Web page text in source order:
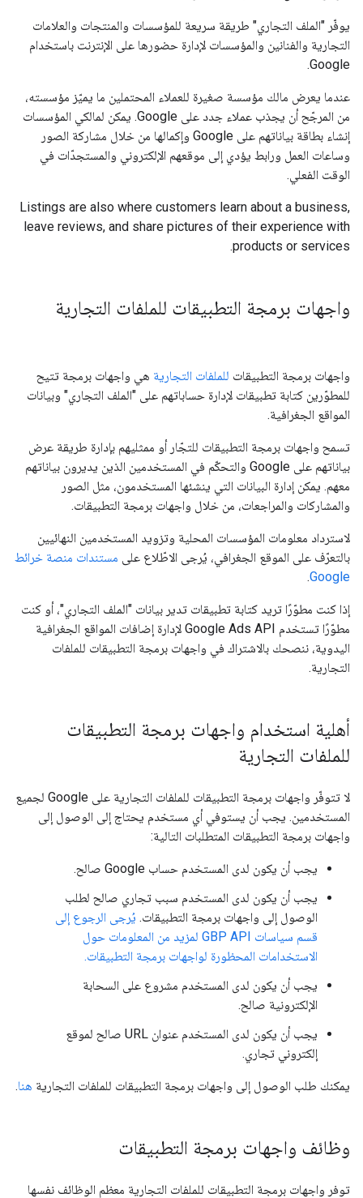
يوفّر "الملف التجاري" طريقة سريعة للمؤسسات والمنتجات والعلامات
التجارية والفنانين والمؤسسات لإدارة حضورها على الإنترنت باستخدام
Google.
عندما يعرض مالك مؤسسة صغيرة للعملاء المحتملين ما يميّز مؤسسته،
من المرجّح أن يجذب عملاء جدد على Google. يمكن لمالكي المؤسسات
إنشاء بطاقة بياناتهم على Google وإكمالها من خلال مشاركة الصور
وساعات العمل ورابط يؤدي إلى موقعهم الإلكتروني والمستجدّات في
الوقت الفعلي.
Listings are also where customers learn about a business,
leave reviews, and share pictures of their experience with
products or services.
واجهات برمجة التطبيقات للملفات التجارية
واجهات برمجة التطبيقات للملفات التجارية هي واجهات برمجة تتيح
للمطوّرين كتابة تطبيقات لإدارة حساباتهم على "الملف التجاري" وبيانات
المواقع الجغرافية.
تسمح واجهات برمجة التطبيقات للتجّار أو ممثليهم بإدارة طريقة عرض
بياناتهم على Google والتحكّم في المستخدمين الذين يديرون بياناتهم
معهم. يمكن إدارة البيانات التي ينشئها المستخدمون، مثل الصور
والمشاركات والمراجعات، من خلال واجهات برمجة التطبيقات.
لاسترداد معلومات المؤسسات المحلية وتزويد المستخدمين النهائيين
بالتعرّف على الموقع الجغرافي، يُرجى الاطّلاع على مستندات منصة خرائط
Google
.
إذا كنت مطوّرًا تريد كتابة تطبيقات تدير بيانات "الملف التجاري"، أو كنت
مطوّرًا تستخدم Google Ads API لإدارة إضافات المواقع الجغرافية
اليدوية، ننصحك بالاشتراك في واجهات برمجة التطبيقات للملفات
التجارية.
أهلية استخدام واجهات برمجة التطبيقات
للملفات التجارية
لا تتوفّر واجهات برمجة التطبيقات للملفات التجارية على Google لجميع
المستخدمين. يجب أن يستوفي أي مستخدم يحتاج إلى الوصول إلى
واجهات برمجة التطبيقات المتطلبات التالية:
يجب أن يكون لدى المستخدم حساب Google صالح.
يجب أن يكون لدى المستخدم سبب تجاري صالح لطلب
الوصول إلى واجهات برمجة التطبيقات. يُرجى الرجوع إلى
قسم سياسات GBP API لمزيد من المعلومات حول
الاستخدامات المحظورة لواجهات برمجة التطبيقات.
يجب أن يكون لدى المستخدم مشروع على السحابة
الإلكترونية صالح.
يجب أن يكون لدى المستخدم عنوان URL صالح لموقع
إلكتروني تجاري.
يمكنك طلب الوصول إلى واجهات برمجة التطبيقات للملفات التجارية هنا.
وظائف واجهات برمجة التطبيقات
توفر واجهات برمجة التطبيقات للملفات التجارية معظم الوظائف نفسها